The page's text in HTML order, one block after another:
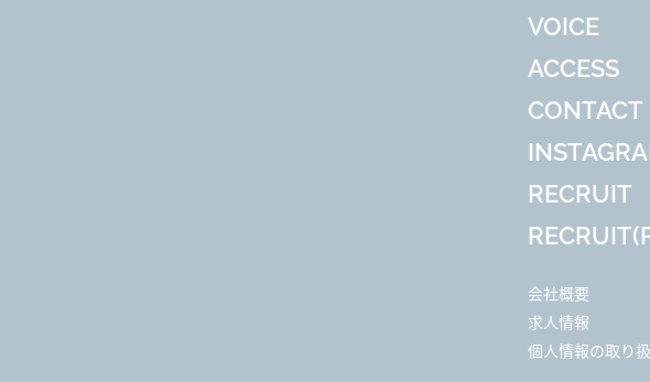
VOICE
ACCESS
CONTACT
RECRUIT
会社概要
求人情報
個人情報の取り